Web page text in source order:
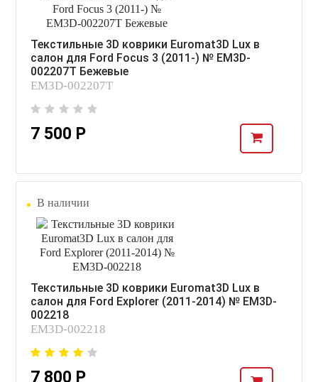
Текстильные 3D коврики Euromat3D Lux в
салон для Ford Focus 3 (2011-) № EM3D-
002207T Бежевые
EM3D-002207T
7 500 Р
В наличии
Текстильные 3D коврики Euromat3D Lux в
салон для Ford Explorer (2011-2014) № EM3D-
002218
EM3D-002218
7 800 Р